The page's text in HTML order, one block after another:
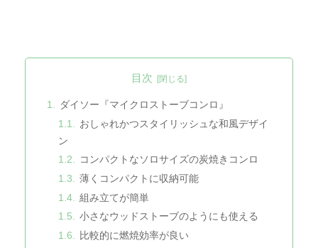
目次
ダイソー『マイクロストーブコンロ』
おしゃれかつスタイリッシュな和風デザイ
ン
コンパクトなソロサイズの炭焼きコンロ
薄くコンパクトに収納可能
組み立てが簡単
小さなウッドストーブのようにも使える
比較的に燃焼効率が良い